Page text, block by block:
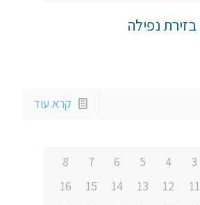
נפילה
קרא עוד
3
4
5
6
7
8
11
12
13
14
15
16